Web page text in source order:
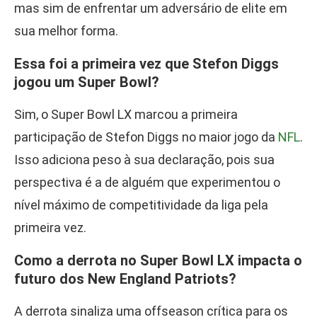
mas sim de enfrentar um adversário de elite em
sua melhor forma.
Essa foi a primeira vez que Stefon Diggs
jogou um Super Bowl?
Sim, o Super Bowl LX marcou a primeira
participação de Stefon Diggs no maior jogo da NFL.
Isso adiciona peso à sua declaração, pois sua
perspectiva é a de alguém que experimentou o
nível máximo de competitividade da liga pela
primeira vez.
Como a derrota no Super Bowl LX impacta o
futuro dos New England Patriots?
A derrota sinaliza uma offseason crítica para os